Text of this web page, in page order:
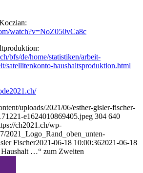
watch?v=NoZ050vCa8c
bfs/de/home/statistiken/arbeit-
satellitenkonto-haushaltsproduktion.html
uploads/2021/06/esther-gisler-fischer-
e1624010869405.jpeg 304 640
ch2021.ch/wp-
2021_Logo_Rand_oben_unten-
Fischer2021-06-18 10:00:362021-06-18
Haushalt …“ zum Zweiten